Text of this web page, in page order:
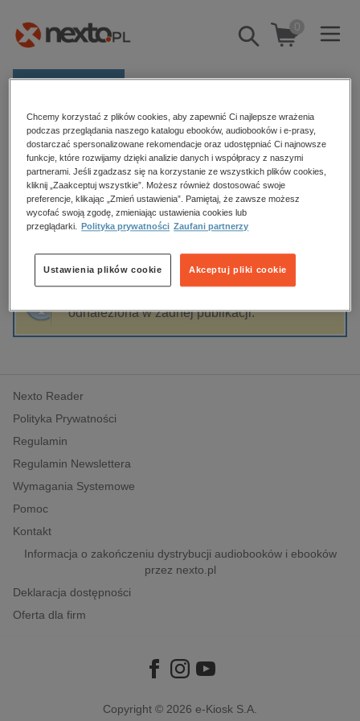
Pokaż/schowaj
wyszukiwarkę
0
Kategorie
Zobacz wszystkie E-prasa
budownictwo, aranżacja wnętrz
biznesowe, branżowe, gospodarka
dzienniki
edukacja
hobby, sport, rozrywka
komputery, internet, technologie, informatyka
polityka, społeczno-informacyjne
psychologiczne
inne
popularno-naukowe
historia
Strona główna Marek Wasiński
Marek Wasiński
Sortowanie Filtrowanie
odnaleziona w żadnej publikacji.
Nexto Reader
Polityka Prywatności
Regulamin
Regulamin Newslettera
Wymagania Systemowe
Pomoc
Kontakt
Informacja o zakończeniu dystrybucji audiobooków i ebooków
przez nexto.pl
Deklaracja dostępności
Oferta dla firm
Copyright © 2026 e-Kiosk S.A.
Chcemy korzystać z plików cookies, aby zapewnić Ci najlepsze wrażenia
podczas przeglądania naszego katalogu ebooków, audiobooków i e-prasy,
dostarczać spersonalizowane rekomendacje oraz udostępniać Ci najnowsze
funkcje, które rozwijamy dzięki analizie danych i współpracy z naszymi
partnerami. Jeśli zgadzasz się na korzystanie ze wszystkich plików cookies,
kliknij „Zaakceptuj wszystkie”. Możesz również dostosować swoje
preferencje, klikając „Zmień ustawienia”. Pamiętaj, że zawsze możesz
wycofać swoją zgodę, zmieniając ustawienia cookies lub
przeglądarki.
Polityka prywatności Zaufani partnerzy
Akceptuj pliki cookie
Ustawienia plików cookie